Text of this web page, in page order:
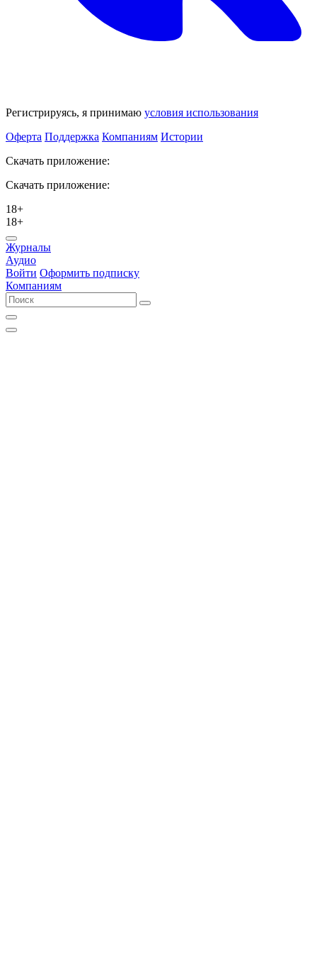
Регистрируясь, я принимаю условия использования
Оферта Поддержка Компаниям Истории
Скачать приложение:
Скачать приложение:
18+
18+
Журналы
Аудио
Войти Оформить подписку
Компаниям